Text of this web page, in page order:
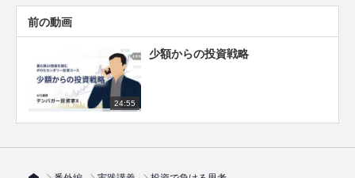
前の動画
24:55
少額からの投資戦略